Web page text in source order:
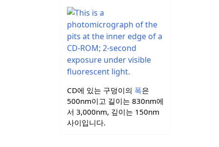
CD에 있는 구덩이의 폭은
500nm이고 길이는 830nm에
서 3,000nm, 깊이는 150nm
사이입니다.